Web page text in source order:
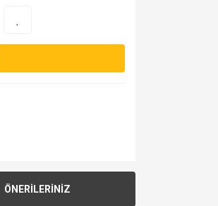
ÖNERİLERİNİZ